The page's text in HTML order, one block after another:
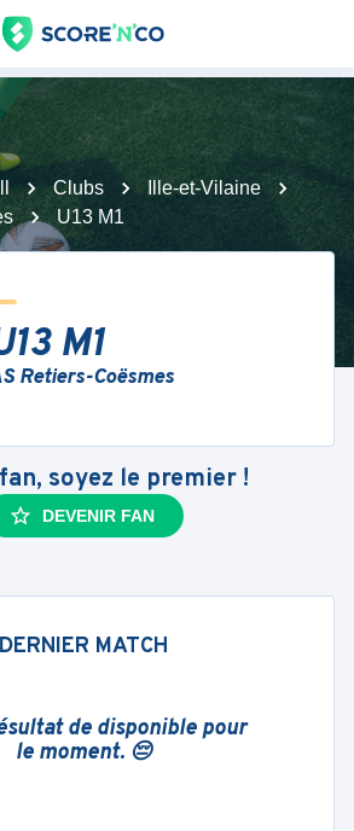
Clubs
Ille-et-Vilaine
U13 M1
M1
Retiers-Coësmes
soyez le premier !
DEVENIR FAN
DERNIER MATCH
de disponible pour
le moment. 😔